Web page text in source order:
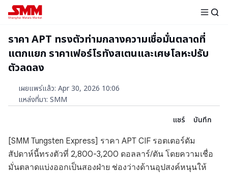
ราคา APT ทรงตัวท่ามกลางความเชื่อมั่นตลาดที่
แตกแยก ราคาเฟอร์โรทังสเตนและเศษโลหะปรับ
ตัวลดลง
เผยแพร่แล้ว: Apr 30, 2026 10:06
แหล่งที่มา: SMM
แชร์
บันทึก
[SMM Tungsten Express] ราคา APT CIF รอตเตอร์ดัม
สัปดาห์นี้ทรงตัวที่ 2,800-3,200 ดอลลาร์/ตัน โดยความเชื่อ
มั่นตลาดแบ่งออกเป็นสองฝ่าย ช่องว่างด้านอุปสงค์หนุนให้